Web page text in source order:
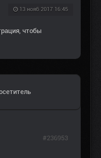
13 нояб 2017 16:45
, чтобы
#236953